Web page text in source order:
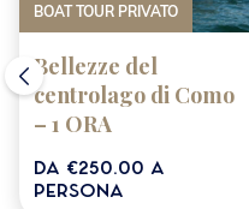
BOAT TOUR PRIVATO
Bellezze del
centrolago di Como
– 1 ORA
da €250.00 a
persona